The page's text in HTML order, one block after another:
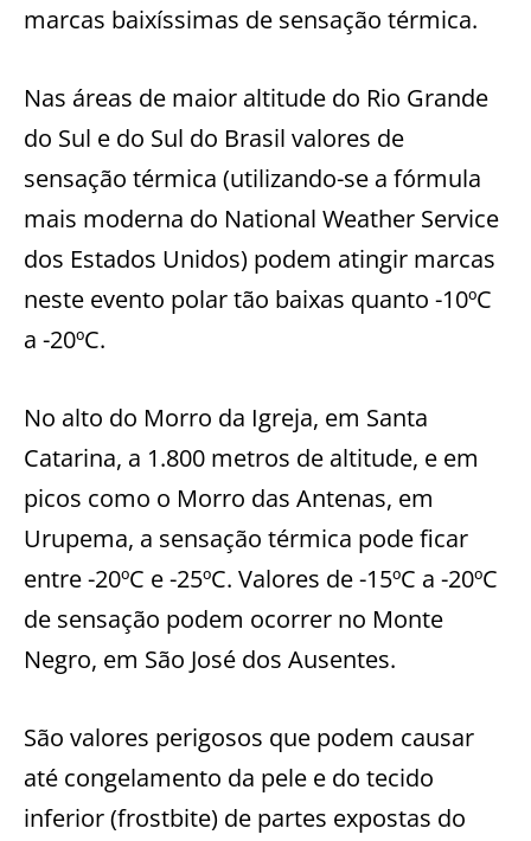
marcas baixíssimas de sensação térmica.
Nas áreas de maior altitude do Rio Grande
do Sul e do Sul do Brasil valores de
sensação térmica (utilizando-se a fórmula
mais moderna do National Weather Service
dos Estados Unidos) podem atingir marcas
neste evento polar tão baixas quanto -10ºC
a -20ºC.
No alto do Morro da Igreja, em Santa
Catarina, a 1.800 metros de altitude, e em
picos como o Morro das Antenas, em
Urupema, a sensação térmica pode ficar
entre -20ºC e -25ºC. Valores de -15ºC a -20ºC
de sensação podem ocorrer no Monte
Negro, em São José dos Ausentes.
São valores perigosos que podem causar
até congelamento da pele e do tecido
inferior (frostbite) de partes expostas do